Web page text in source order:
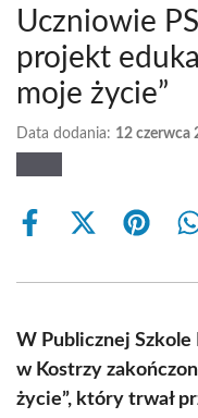
Uczniowie
projekt
moje życie”
Data dodania: 12 czerwca
Share
Share
(Twitter)
Share
W Publicznej Szkole
w Kostrzy
życie”, który trwał